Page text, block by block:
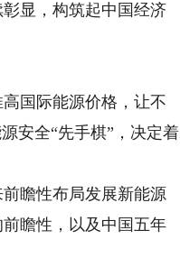
显，构筑起中国经济
国际能源价格，让不
安全“先手棋”，决定着
瞻性布局发展新能源
瞻性，以及中国五年